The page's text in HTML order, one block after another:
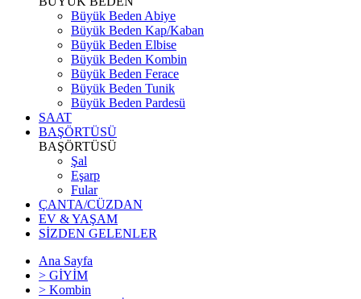
Büyük Beden Abiye
Büyük Beden Kap/Kaban
Büyük Beden Elbise
Büyük Beden Kombin
Büyük Beden Ferace
Büyük Beden Tunik
Büyük Beden Pardesü
SAAT
BAŞÖRTÜSÜ
BAŞÖRTÜSÜ
Şal
Eşarp
Fular
ÇANTA/CÜZDAN
EV & YAŞAM
SİZDEN GELENLER
Ana Sayfa
> GİYİM
> Kombin